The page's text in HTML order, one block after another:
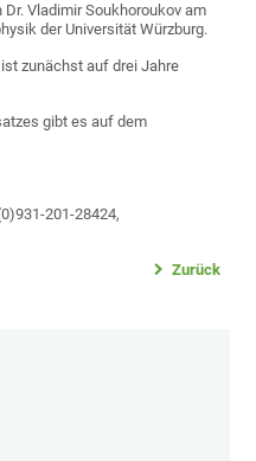
Vladimir Soukhoroukov am
der Universität Würzburg.
zunächst auf drei Jahre
gibt es auf dem
201-28424,
Zurück